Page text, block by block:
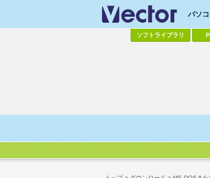
パソ
ソフトライブラリ